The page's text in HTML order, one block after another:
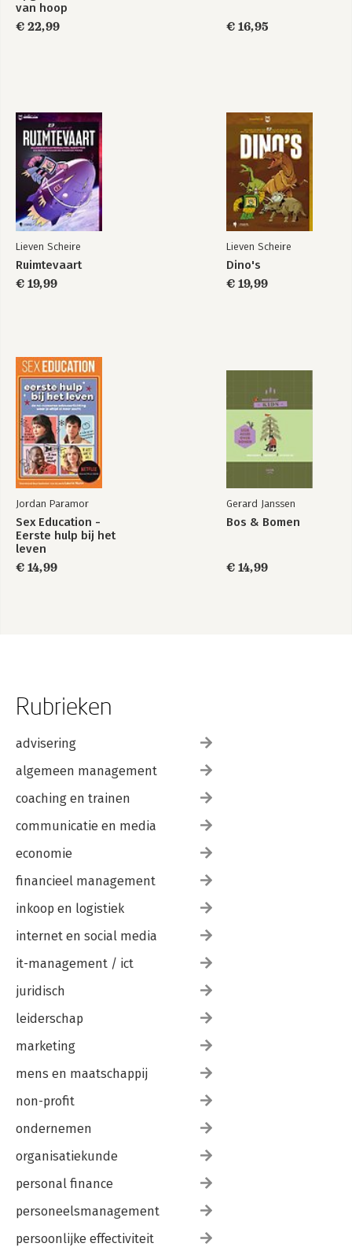
van hoop
€ 22,99
€ 16,95
Lieven Scheire
Ruimtevaart
€ 19,99
Lieven Scheire
Dino's
€ 19,99
Jordan Paramor
Sex Education -
Eerste hulp bij het
leven
€ 14,99
Gerard Janssen
Bos & Bomen
€ 14,99
Rubrieken
advisering
algemeen management
coaching en trainen
communicatie en media
economie
financieel management
inkoop en logistiek
internet en social media
it-management / ict
juridisch
leiderschap
marketing
mens en maatschappij
non-profit
ondernemen
organisatiekunde
personal finance
personeelsmanagement
persoonlijke effectiviteit